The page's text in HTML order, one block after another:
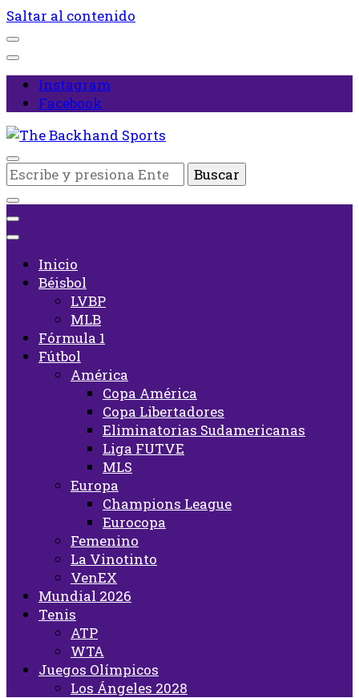
Saltar al contenido
Instagram
Facebook
The Backhand Sports
Inicio
¿Buscas
algo?
Inicio
Béisbol
LVBP
MLB
Fórmula 1
Fútbol
América
Copa América
Copa Libertadores
Eliminatorias Sudamericanas
Liga FUTVE
MLS
Europa
Champions League
Eurocopa
Femenino
La Vinotinto
VenEX
Mundial 2026
Tenis
ATP
WTA
Juegos Olímpicos
Los Ángeles 2028